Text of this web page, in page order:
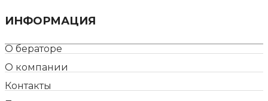
ИНФОРМАЦИЯ
О бераторе
О компании
Контакты